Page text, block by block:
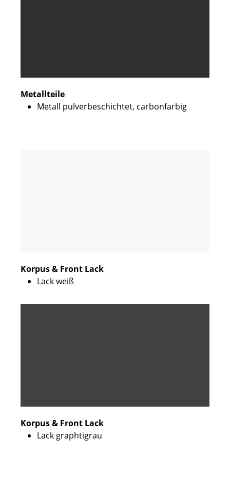
Metallteile
Metall pulverbeschichtet, carbonfarbig
Korpus & Front Lack
Lack weiß
Korpus & Front Lack
Lack graphtigrau